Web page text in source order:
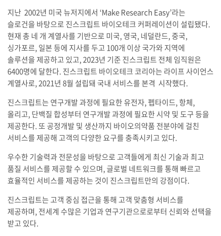
지난 2002년 미국 뉴저지에서 ‘Make Research Easy’라는
슬로건을 바탕으로 진스크립트 바이오테크 커퍼레이션이 설립됐다.
현재 총 네 개 계열사를 기반으로 미국, 영국, 네덜란드, 중국,
싱가포르, 일본 등에 지사를 두고 100개 이상 국가와 지역에
솔루션을 제공하고 있고, 2023년 기준 진스크립트 전체 임직원은
6400명에 달한다. 진스크립트 바이오테크 코리아는 라이프 사이언스
계열사로, 2021년 8월 설립돼 국내 서비스를 본격 시작했다.
진스크립트는 연구개발 과정에 필요한 유전자, 펩타이드, 항체,
올리고, 단백질 합성부터 연구개발 과정에 필요한 시약 및 도구 등을
제공한다. 또 공정개발 및 생산까지 바이오의약품 전분야에 걸친
서비스를 제공해 고객의 다양한 요구를 충족시키고 있다.
우수한 기술력과 전문성을 바탕으로 고객들에게 최신 기술과 최고
품질 서비스를 제공할 수 있으며, 글로벌 네트워크를 통해 빠르고
효율적인 서비스를 제공하는 것이 진스크립트만의 강점이다.
진스크립트는 고객 중심 접근을 통해 고객 맞춤형 서비스를
제공하며, 전세계 수많은 기업과 연구기관으로로부터 신뢰와 선택을
받고 있다.